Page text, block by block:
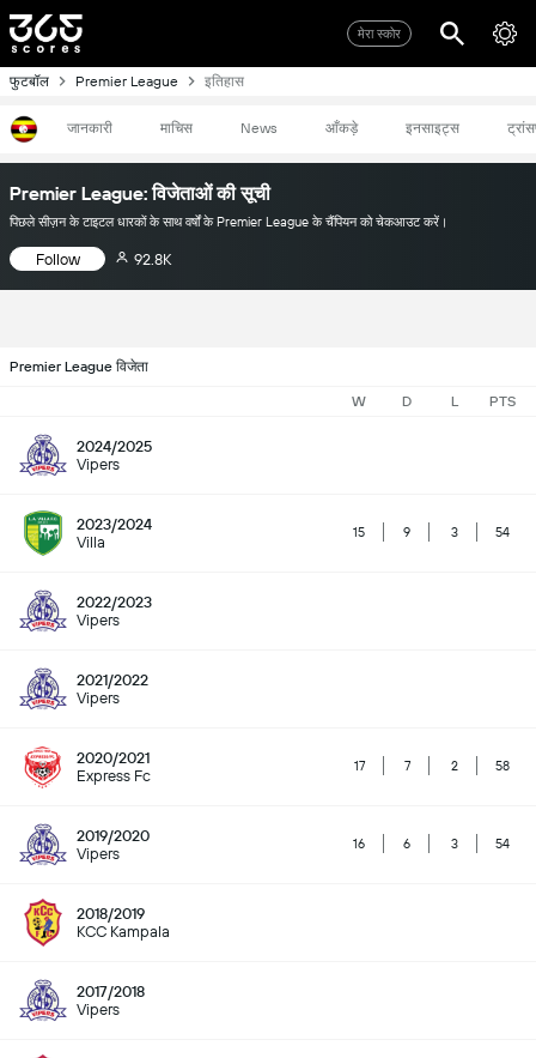
मेरा स्कोर
फुटबॉल Premier League इतिहास
जानकारी माचिस News आँकड़े इनसाइट्स
Premier League: विजेताओं की सूची
पिछले सीज़न के टाइटल धारकों के साथ वर्षों के Premier League के चैंपियन को चेकआउट करें।
Follow 92.8K
Premier League विजेता
W D L PTS
2024/2025
Vipers
2023/2024
Villa
15 9 3 54
2022/2023
Vipers
2021/2022
Vipers
2020/2021
Express Fc
17 7 2 58
2019/2020
Vipers
16 6 3 54
2018/2019
KCC Kampala
2017/2018
Vipers